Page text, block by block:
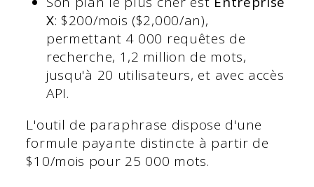
X: $200/mois ($2,000/an),
permettant 4 000 requêtes de
recherche, 1,2 million de mots,
jusqu'à 20 utilisateurs, et avec accès
API.
L'outil de paraphrase dispose d'une
formule payante distincte à partir de
$10/mois pour 25 000 mots.